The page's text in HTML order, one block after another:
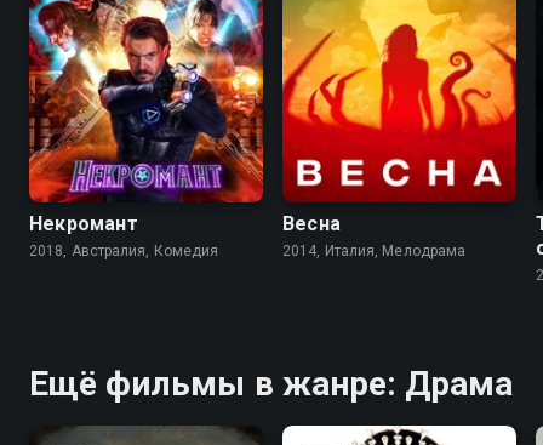
5.8 5.6
Некромант
2018, Австралия, Комедия
6.6 6.7
Весна
2014, Италия, Мелодрама
Ещё фильмы в жанре: Драма